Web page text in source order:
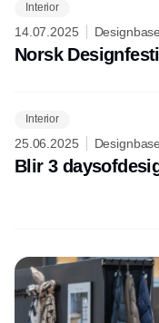
Interior
14.07.2025
Norsk
Interior
25.06.2025
Blir 3